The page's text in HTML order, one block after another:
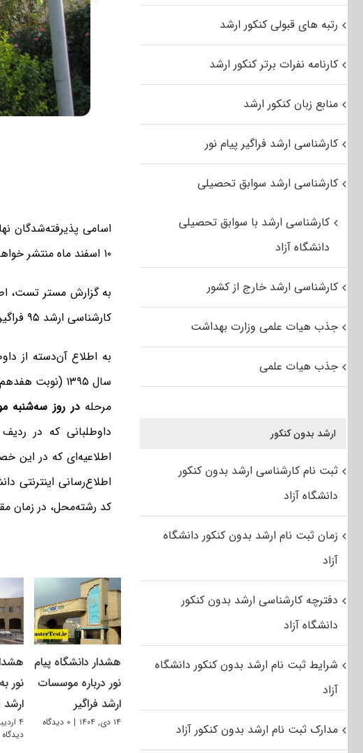
۱۰ اسفند ماه منتشر خواهد شد.
به گزارش مستر تست،
کارشناسی ارشد ۹۵ فراگیر پیام نور به شرح زیر است:
به اطلاع آن‌دسته از
سال ۱۳۹۵
مرحله در روز سه‌شنبه مورخ
داوطلبانی که در
اطلاعیه‌ای که در این
اطلاع‌رسانی اینترنتی
کد رشته‌محل، در زمان
هشدار دانشگاه پیام
نور درباره موسسات
ارشد فراگیر
۱۴ دی, ۱۴۰۴ | ۰ دیدگاه
نور
ارشد
۴ اردیبهشت, ۱۴۰۳
دیدگاه
رتبه های قبولی کنکور ارشد
کارنامه نفرات برتر کنکور ارشد
منابع زبان کنکور ارشد
کارشناسی ارشد فراگیر پیام نور
کارشناسی ارشد سوابق تحصیلی
کارشناسی ارشد با سوابق تحصیلی
دانشگاه آزاد
کارشناسی ارشد خارج از کشور
جذب هیات علمی وزارت بهداشت
جذب هیات علمی
ارشد بدون کنکور
ثبت نام کارشناسی ارشد بدون کنکور
دانشگاه آزاد
زمان ثبت نام ارشد بدون کنکور دانشگاه
آزاد
دفترچه کارشناسی ارشد بدون کنکور
دانشگاه آزاد
شرایط ثبت نام ارشد بدون کنکور دانشگاه
آزاد
مدارک ثبت نام ارشد بدون کنکور آزاد